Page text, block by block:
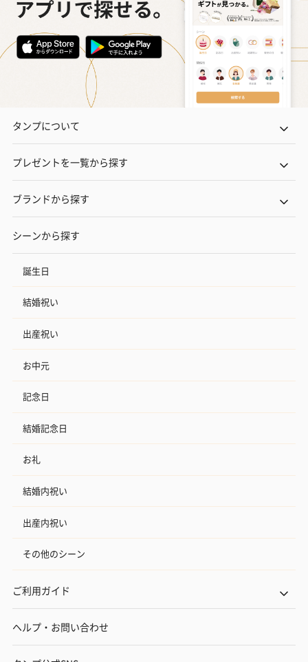
タンプについて
プレゼントを一覧から探す
ブランドから探す
シーンから探す
誕生日
結婚祝い
出産祝い
お中元
記念日
結婚記念日
お礼
結婚内祝い
出産内祝い
その他のシーン
ご利用ガイド
ヘルプ・お問い合わせ